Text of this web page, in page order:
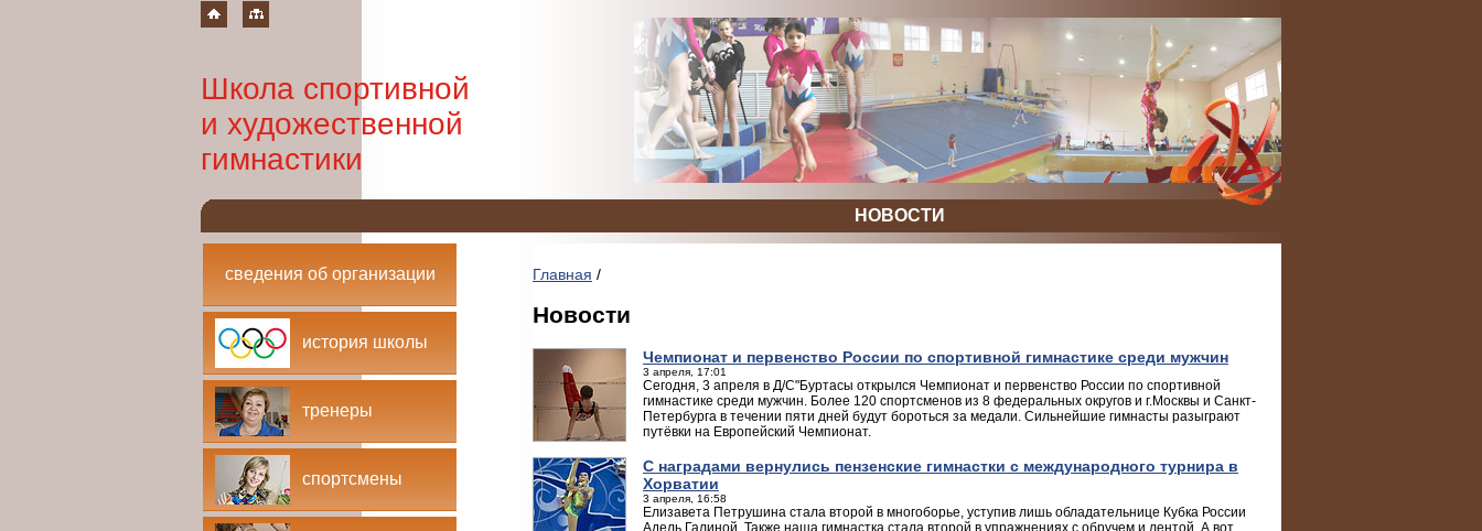
Школа спортивной
и художественной
гимнастики
НОВОСТИ
сведения об организации
история школы
тренеры
спортсмены
Главная /
Новости
Чемпионат и первенство России по спортивной гимнастике среди мужчин
3 апреля, 17:01
Сегодня, 3 апреля в Д/С"Буртасы открылся Чемпионат и первенство России по спортивной
гимнастике среди мужчин. Более 120 спортсменов из 8 федеральных округов и г.Москвы и Санкт-
Петербурга в течении пяти дней будут бороться за медали. Сильнейшие гимнасты разыграют
путёвки на Европейский Чемпионат.
С наградами вернулись пензенские гимнастки с международного турнира в
Хорватии
3 апреля, 16:58
Елизавета Петрушина стала второй в многоборье, уступив лишь обладательнице Кубка России
Адель Галиной. Также наша гимнастка стала второй в упражнениях с обручем и лентой. А вот